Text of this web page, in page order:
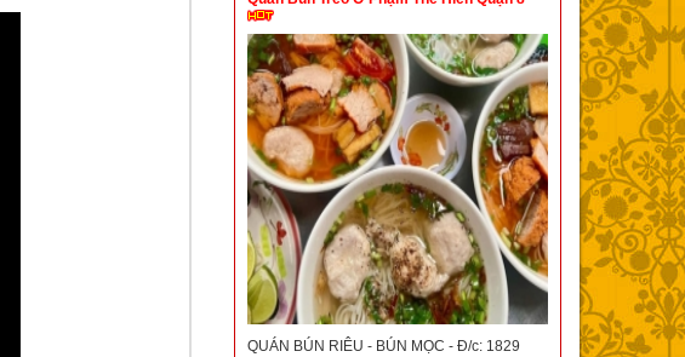
QUÁN BÚN RIÊU - BÚN MỌC - Đ/c: 1829